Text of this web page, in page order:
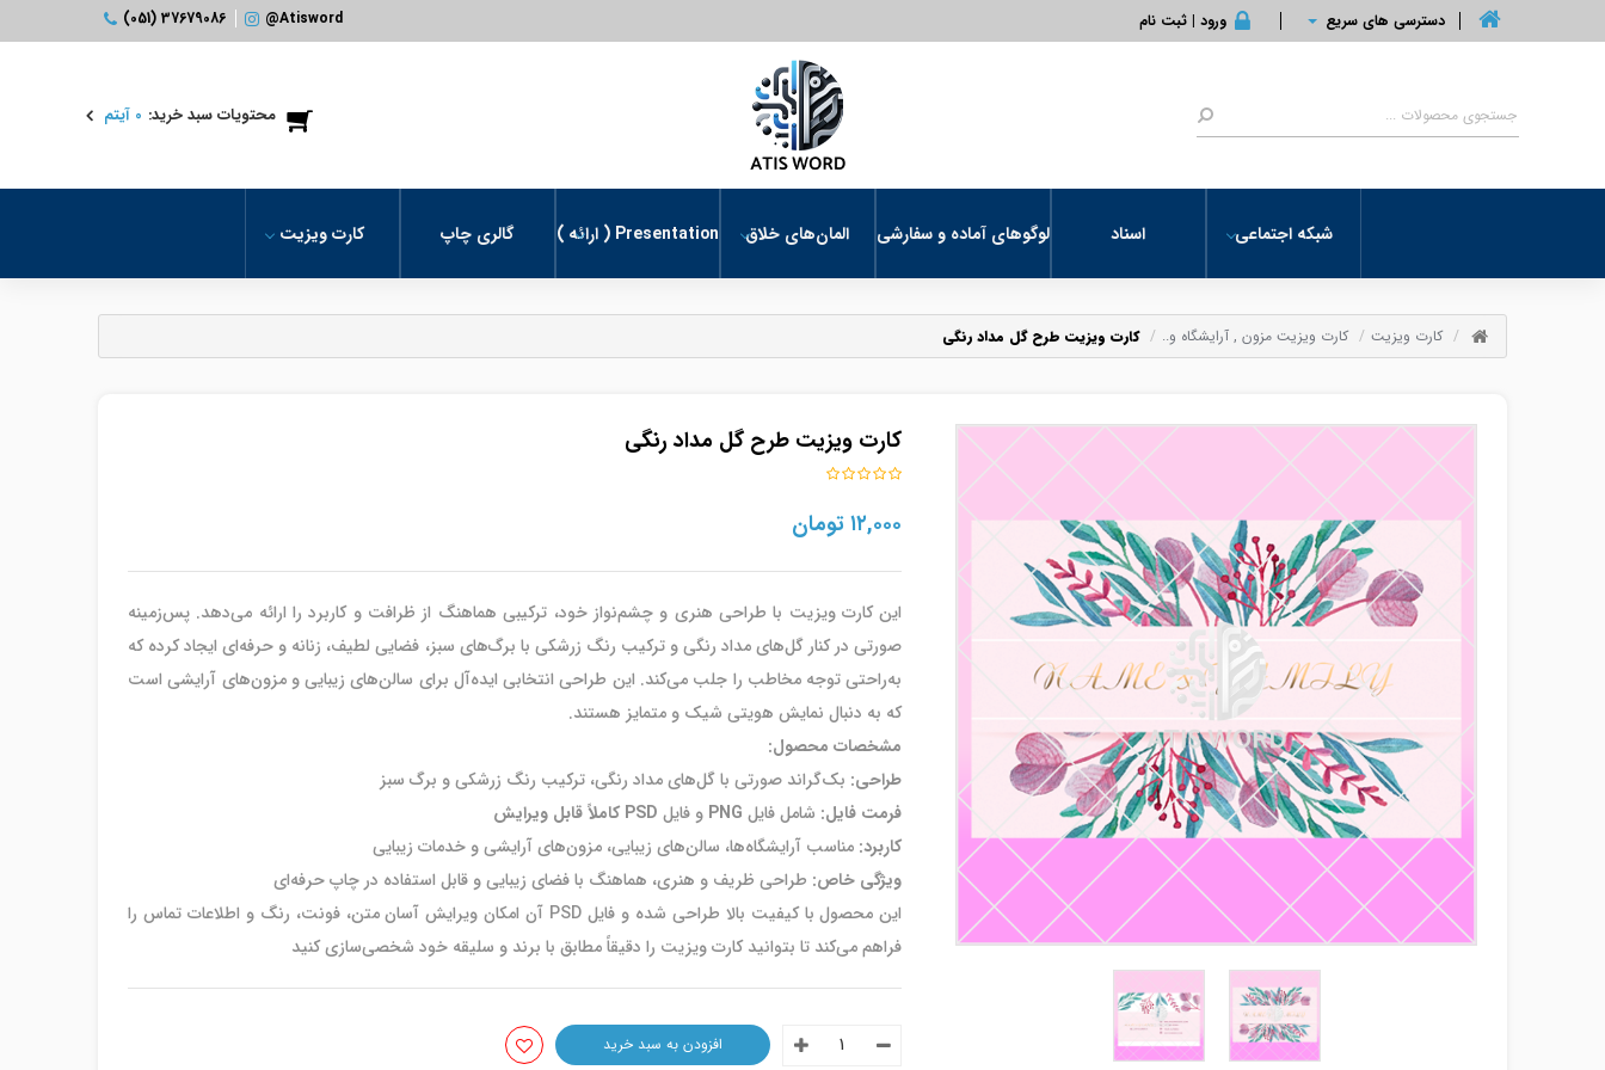
دسترسی های سریع ورود | ثبت نام (051) 37679086 @Atisword
محتویات سبد خرید: 0 آیتم
شبکه اجتماعی اسناد لوگوهای آماده و سفارشی المان‌های خلاق Presentation ( ارائه ) گالری چاپ کارت ویزیت
کارت ویزیت کارت ویزیت مزون , آرایشگاه و.. کارت ویزیت طرح گل مداد رنگی
کارت ویزیت طرح گل مداد رنگی
۱۲,۰۰۰تومان
این کارت ویزیت با طراحی هنری و چشم‌نواز خود، ترکیبی هماهنگ از ظرافت و کاربرد را ارائه می‌دهد. پس‌زمینه
صورتی در کنار گل‌های مداد رنگی و ترکیب رنگ زرشکی با برگ‌های سبز، فضایی لطیف، زنانه و حرفه‌ای ایجاد کرده که
به‌راحتی توجه مخاطب را جلب می‌کند. این طراحی انتخابی ایده‌آل برای سالن‌های زیبایی و مزون‌های آرایشی است
که به دنبال نمایش هویتی شیک و متمایز هستند.
مشخصات محصول:
طراحی: بک‌گراند صورتی با گل‌های مداد رنگی، ترکیب رنگ زرشکی و برگ سبز
فرمت فایل: شامل فایل PNG و فایل PSD کاملاً قابل ویرایش
کاربرد: مناسب آرایشگاه‌ها، سالن‌های زیبایی، مزون‌های آرایشی و خدمات زیبایی
ویژگی خاص: طراحی ظریف و هنری، هماهنگ با فضای زیبایی و قابل استفاده در چاپ حرفه‌ای
این محصول با کیفیت بالا طراحی شده و فایل PSD آن امکان ویرایش آسان متن، فونت، رنگ و اطلاعات تماس را
فراهم می‌کند تا بتوانید کارت ویزیت را دقیقاً مطابق با برند و سلیقه خود شخصی‌سازی کنید
افزودن به سبد خرید